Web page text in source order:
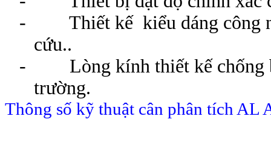
- Thiết kế kiểu dáng công
cứu..
- Lòng kính thiết kế chống
trường.
Thông số kỹ thuật cân phân tích AL